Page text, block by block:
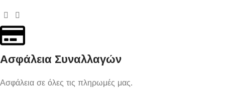
Ασφάλεια Συναλλαγών
Ασφάλεια σε όλες τις πληρωμές μας.